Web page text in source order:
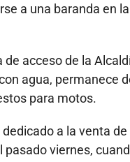
a una baranda en
acceso de la
agua, permanece
para motos.
a la venta
viernes,